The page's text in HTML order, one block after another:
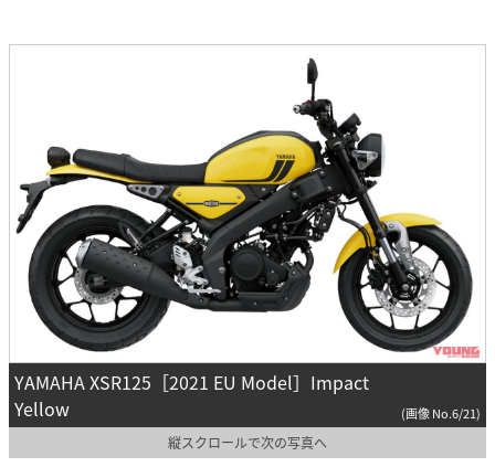
YAMAHA XSR125［2021 EU Model］Impact
Yellow
(画像 No.6/21)
縦スクロールで次の写真へ